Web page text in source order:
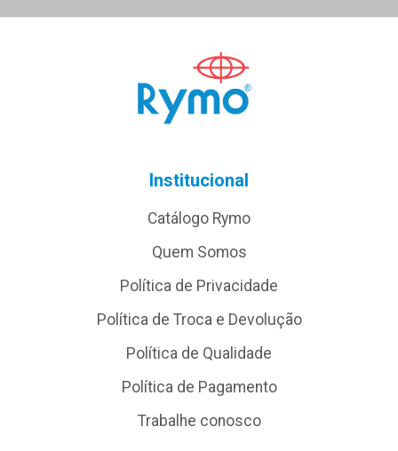
Institucional
Catálogo Rymo
Quem Somos
Política de Privacidade
Política de Troca e Devolução
Política de Qualidade
Política de Pagamento
Trabalhe conosco